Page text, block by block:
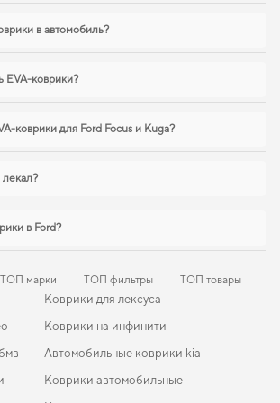
eva коврики для заз славута
эксплуатацию. Продолжим работать для
в автомобиль?
EVA-коврики?
коврики для Ford Focus и Kuga?
в Ford?
ТОП марки ТОП фильтры ТОП товары
Коврики для лексуса
Коврики на инфинити
Автомобильные коврики kia
Коврики автомобильные